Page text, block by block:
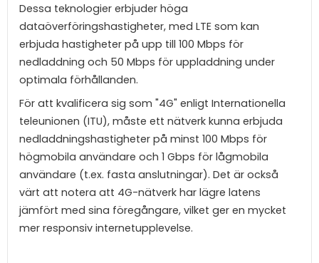
Dessa teknologier erbjuder höga
dataöverföringshastigheter, med LTE som kan
erbjuda hastigheter på upp till 100 Mbps för
nedladdning och 50 Mbps för uppladdning under
optimala förhållanden.
För att kvalificera sig som "4G" enligt Internationella
teleunionen (ITU), måste ett nätverk kunna erbjuda
nedladdningshastigheter på minst 100 Mbps för
högmobila användare och 1 Gbps för lågmobila
användare (t.ex. fasta anslutningar). Det är också
värt att notera att 4G-nätverk har lägre latens
jämfört med sina föregångare, vilket ger en mycket
mer responsiv internetupplevelse.